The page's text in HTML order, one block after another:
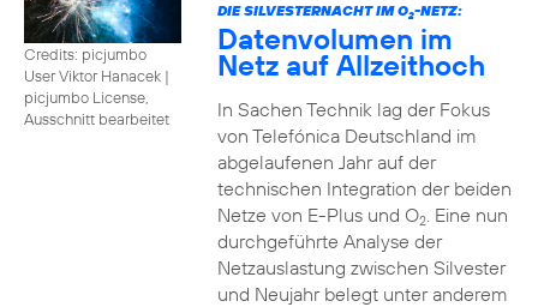
Credits: picjumbo
User Viktor Hanacek |
picjumbo License,
Ausschnitt bearbeitet
DIE SILVESTERNACHT IM O2-NETZ:
Datenvolumen im
Netz auf Allzeithoch
In Sachen Technik lag der Fokus
von Telefónica Deutschland im
abgelaufenen Jahr auf der
technischen Integration der beiden
Netze von E-Plus und O2. Eine nun
durchgeführte Analyse der
Netzauslastung zwischen Silvester
und Neujahr belegt unter anderem